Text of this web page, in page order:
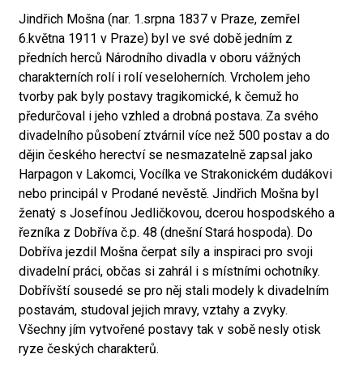
Jindřich Mošna (nar. 1.srpna 1837 v Praze, zemřel
6.května 1911 v Praze) byl ve své době jedním z
předních herců Národního divadla v oboru vážných
charakterních rolí i rolí veseloherních. Vrcholem jeho
tvorby pak byly postavy tragikomické, k čemuž ho
předurčoval i jeho vzhled a drobná postava. Za svého
divadelního působení ztvárnil více než 500 postav a do
dějin českého herectví se nesmazatelně zapsal jako
Harpagon v Lakomci, Vocílka ve Strakonickém dudákovi
nebo principál v Prodané nevěstě. Jindřich Mošna byl
ženatý s Josefínou Jedličkovou, dcerou hospodského a
řezníka z Dobříva č.p. 48 (dnešní Stará hospoda). Do
Dobříva jezdil Mošna čerpat síly a inspiraci pro svoji
divadelní práci, občas si zahrál i s místními ochotníky.
Dobřívští sousedé se pro něj stali modely k divadelním
postavám, studoval jejich mravy, vztahy a zvyky.
Všechny jím vytvořené postavy tak v sobě nesly otisk
ryze českých charakterů.